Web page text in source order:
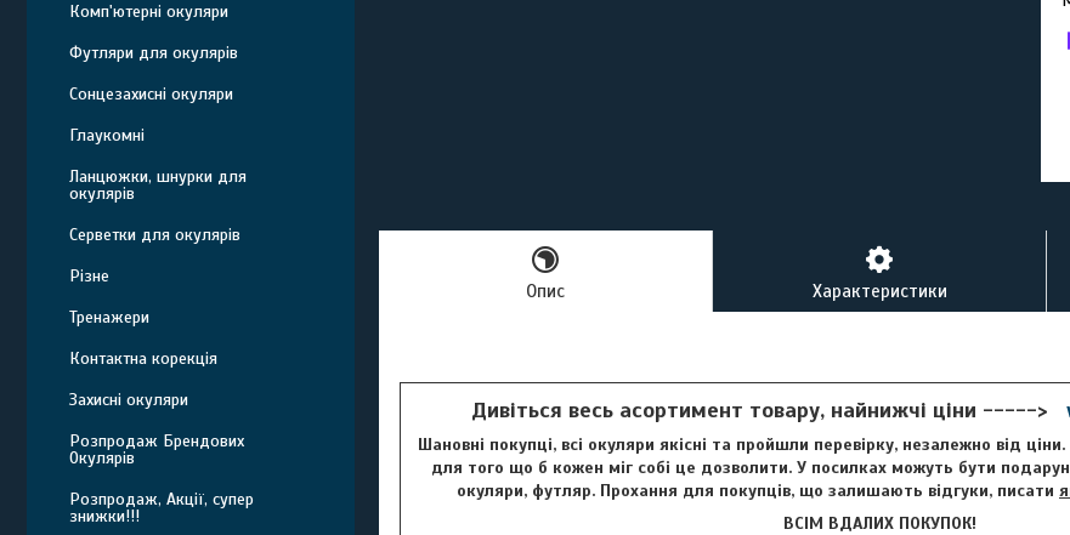
Опис Характеристики
Дивіться весь асортимент товару, найнижчі ціни ----->
Шановні покупці, всі окуляри якісні та пройшли перевірку, незалежно від
для того що б кожен міг собі це дозволити. У посилках можуть бути
окуляри, футляр. Прохання для покупців, що залишають відгуки, писати
ВСІМ ВДАЛИХ ПОКУПОК!
Комп'ютерні окуляри
Футляри для окулярів
Сонцезахисні окуляри
Глаукомні
Ланцюжки, шнурки для
окулярів
Серветки для окулярів
Різне
Тренажери
Контактна корекція
Захисні окуляри
Розпродаж Брендових
Окулярів
Розпродаж, Акції, супер
знижки!!!